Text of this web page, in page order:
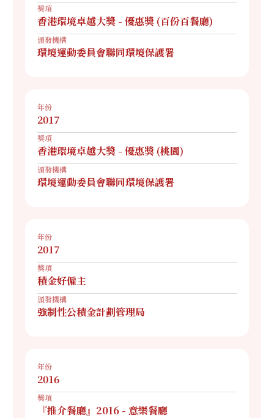
獎項
香港環境卓越大獎 - 優惠獎 (百份百餐廳)
頒發機構
環境運動委員會聯同環境保護署
年份
2017
獎項
香港環境卓越大獎 - 優惠獎 (桃園)
頒發機構
環境運動委員會聯同環境保護署
年份
2017
獎項
積金好僱主
頒發機構
強制性公積金計劃管理局
年份
2016
獎項
『推介餐廳』2016 - 意樂餐廳